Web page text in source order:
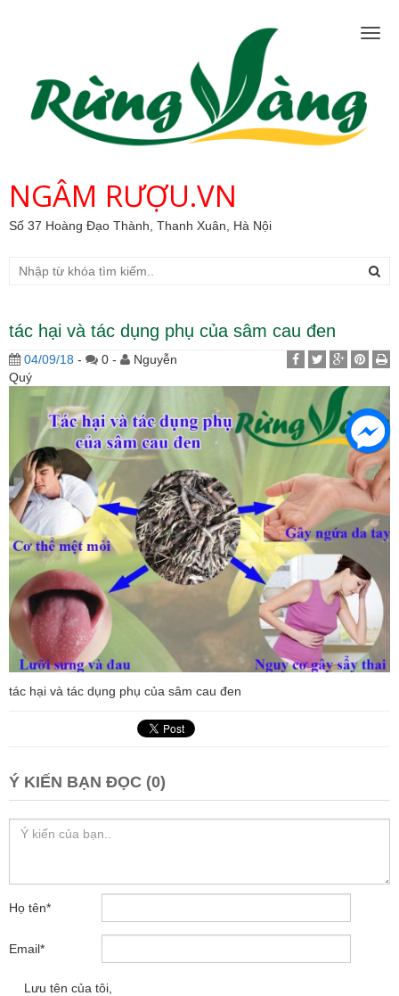
NGÂM RƯỢU.VN
Số 37 Hoàng Đạo Thành, Thanh Xuân, Hà Nội
tác hại và tác dụng phụ của sâm cau đen
04/09/18 - 0 -
Nguyễn
Quý
tác hại và tác dụng phụ của sâm cau đen
Ý KIẾN BẠN ĐỌC (0)
Họ tên*
Email*
Lưu tên của tôi,